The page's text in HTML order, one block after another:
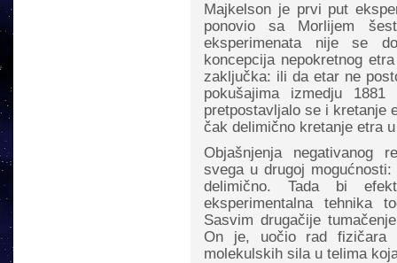
Majkelson je prvi put
ponovio sa Morlijem
eksperimenata nije se
koncepcija nepokretnog
zaključka: ili da etar ne
pokušajima izmedju
pretpostavljalo se i kretanje
čak delimično kretanje etra
Objašnjenja negativanog
svega u drugoj
delimično. Tada bi
eksperimentalna tehnika
Sasvim drugačije
On je, uočio rad fizičara
molekulskih sila u telima